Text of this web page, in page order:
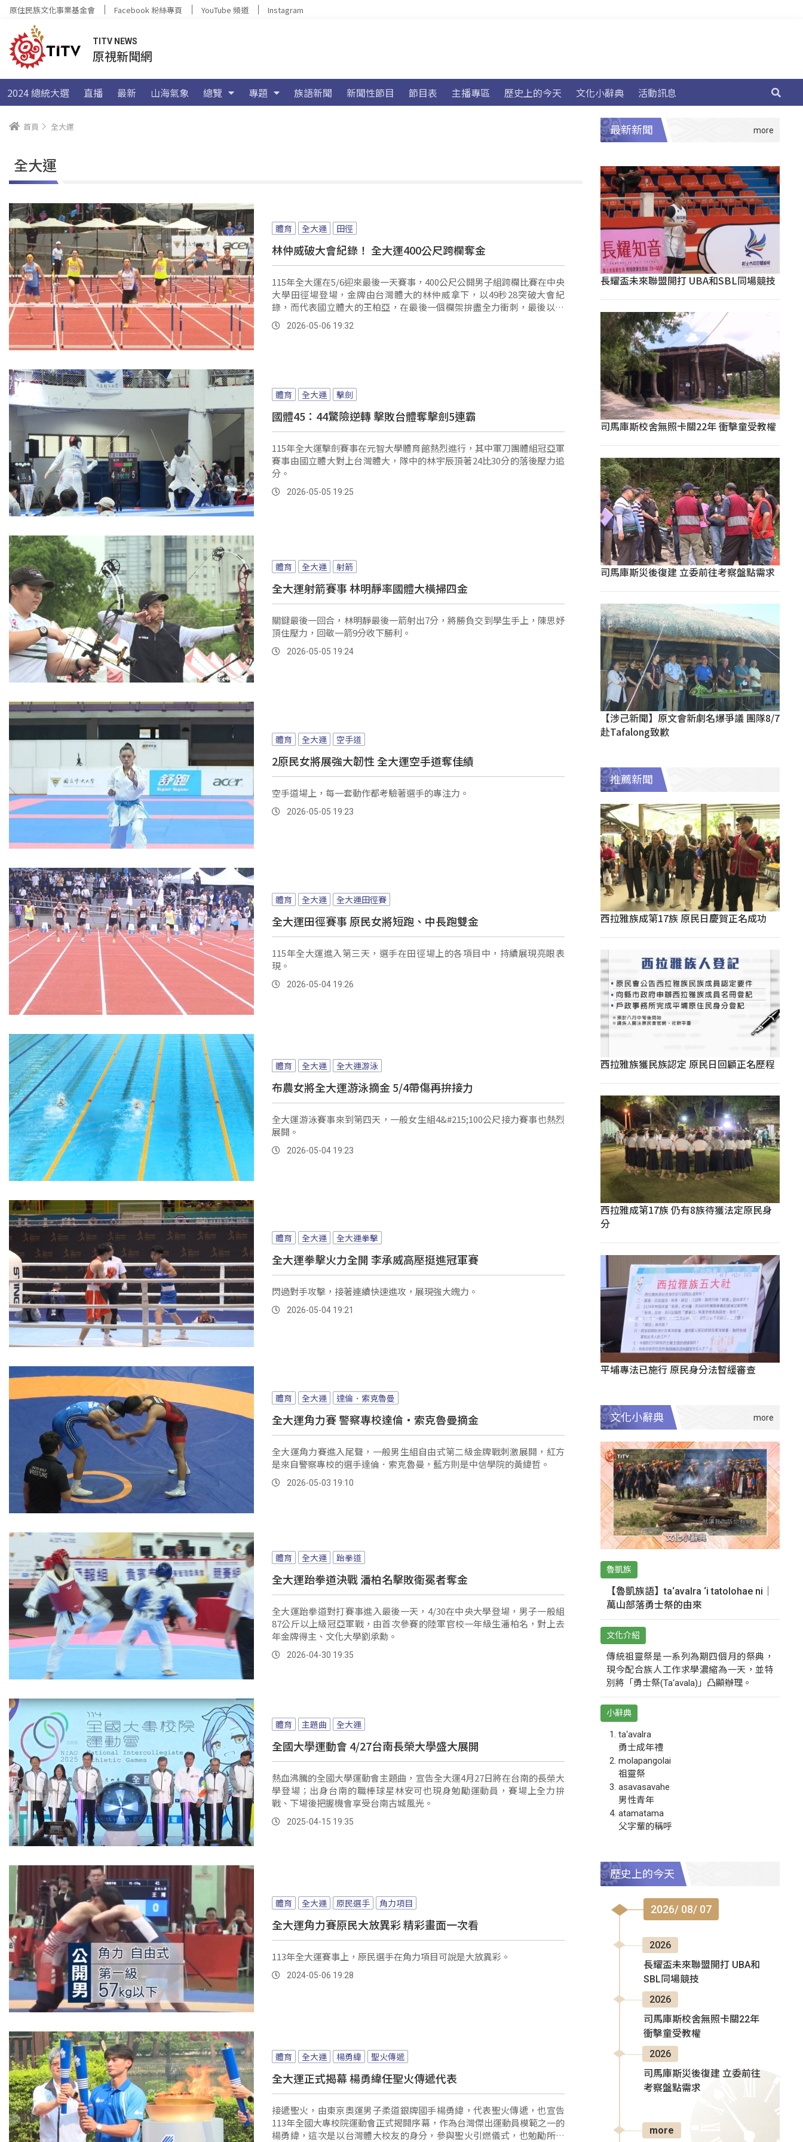
原住民族文化事業基金會 Facebook 粉絲專頁 YouTube 頻道 Instagram
TITV NEWS
原視新聞網
2024 總統大選 直播 最新 山海氣象 總覽 專題 族語新聞 新聞性節目 節目表 主播專區 歷史上的今天 文化小辭典 活動訊息
首頁 全大運
全大運
體育 全大運 田徑
林仲威破大會紀錄！ 全大運400公尺跨欄奪金
115年全大運在5/6迎來最後一天賽事，400公尺公開男子組跨欄比賽在中央
大學田徑場登場，金牌由台灣體大的林仲威拿下，以49秒28突破大會紀
錄，而代表國立體大的王柏亞，在最後一個欄架拚盡全力衝刺，最後以52
秒22奪下銅牌，跑回終點後開心歡呼。
2026-05-06 19:32
體育 全大運 擊劍
國體45：44驚險逆轉 擊敗台體奪擊劍5連霸
115年全大運擊劍賽事在元智大學體育館熱烈進行，其中軍刀團體組冠亞軍
賽事由國立體大對上台灣體大，隊中的林宇辰頂著24比30分的落後壓力追
分。
2026-05-05 19:25
體育 全大運 射箭
全大運射箭賽事 林明靜率國體大橫掃四金
關鍵最後一回合，林明靜最後一箭射出7分，將勝負交到學生手上，陳思妤
頂住壓力，回敬一箭9分收下勝利。
2026-05-05 19:24
體育 全大運 空手道
2原民女將展強大韌性 全大運空手道奪佳績
空手道場上，每一套動作都考驗著選手的專注力。
2026-05-05 19:23
體育 全大運 全大運田徑賽
全大運田徑賽事 原民女將短跑、中長跑雙金
115年全大運進入第三天，選手在田徑場上的各項目中，持續展現亮眼表
現。
2026-05-04 19:26
體育 全大運 全大運游泳
布農女將全大運游泳摘金 5/4帶傷再拚接力
全大運游泳賽事來到第四天，一般女生組4&#215;100公尺接力賽事也熱烈
展開。
2026-05-04 19:23
體育 全大運 全大運拳擊
全大運拳擊火力全開 李承威高壓挺進冠軍賽
閃過對手攻擊，接著連續快速進攻，展現強大魄力。
2026-05-04 19:21
體育 全大運 達倫．索克魯曼
全大運角力賽 警察專校達倫‧索克魯曼摘金
全大運角力賽進入尾聲，一般男生組自由式第二級金牌戰刺激展開，紅方
是來自警察專校的選手達倫．索克魯曼，藍方則是中信學院的黃緯哲。
2026-05-03 19:10
體育 全大運 跆拳道
全大運跆拳道決戰 潘柏名擊敗衛冕者奪金
全大運跆拳道對打賽事進入最後一天，4/30在中央大學登場，男子一般組
87公斤以上級冠亞軍戰，由首次參賽的陸軍官校一年級生潘柏名，對上去
年金牌得主、文化大學劉承勳。
2026-04-30 19:35
體育 主題曲 全大運
全國大學運動會 4/27台南長榮大學盛大展開
熱血沸騰的全國大學運動會主題曲，宣告全大運4月27日將在台南的長榮大
學登場；出身台南的職棒球星林安可也現身勉勵運動員，賽場上全力拚
戰、下場後把握機會享受台南古城風光。
2025-04-15 19:35
體育 全大運 原民選手 角力項目
全大運角力賽原民大放異彩 精彩畫面一次看
113年全大運賽事上，原民選手在角力項目可說是大放異彩。
2024-05-06 19:28
體育 全大運 楊勇緯 聖火傳遞
全大運正式揭幕 楊勇緯任聖火傳遞代表
接遞聖火，由東京奧運男子柔道銀牌國手楊勇緯，代表聖火傳遞，也宣告
113年全國大專校院運動會正式揭開序幕，作為台灣傑出運動員模範之一的
楊勇緯，這次是以台灣體大校友的身分，參與聖火引燃儀式，也勉勵所有
最新新聞
長耀盃未來聯盟開打 UBA和SBL同場競技
司馬庫斯校舍無照卡關22年 衝擊童受教權
司馬庫斯災後復建 立委前往考察盤點需求
【涉己新聞】原文會新劇名爆爭議 團隊8/7
赴Tafalong致歉
推薦新聞
西拉雅族成第17族 原民日慶賀正名成功
西拉雅族獲民族認定 原民日回顧正名歷程
西拉雅成第17族 仍有8族待獲法定原民身
分
平埔專法已施行 原民身分法暫緩審查
文化小辭典
魯凱族
【魯凱族語】ta‘avalra ‘i tatolohae ni｜
萬山部落勇士祭的由來
文化介紹
傳統祖靈祭是一系列為期四個月的祭典，
現今配合族人工作求學濃縮為一天，並特
別將「勇士祭(Ta‘avala)」凸顯辦理。
小辭典
ta‘avalra
勇士成年禮
molapangolai
祖靈祭
asavasavahe
男性青年
atamatama
父字輩的稱呼
歷史上的今天
2026/ 08/ 07
2026
長耀盃未來聯盟開打 UBA和
SBL同場競技
2026
司馬庫斯校舍無照卡關22年
衝擊童受教權
2026
司馬庫斯災後復建 立委前往
考察盤點需求
more